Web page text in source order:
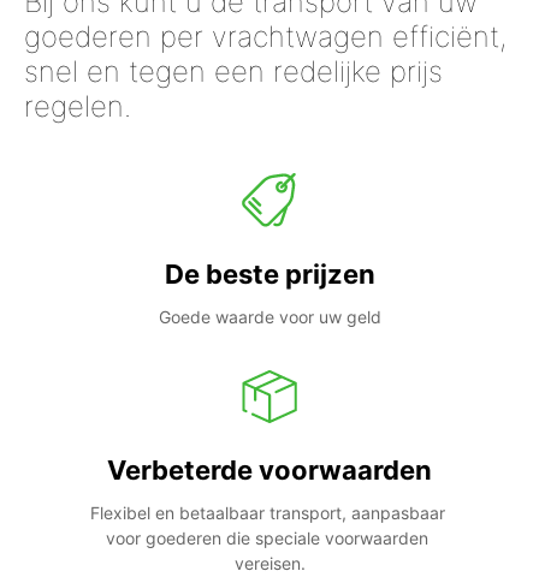
goederen per vrachtwagen efficiënt,
snel en tegen een redelijke prijs
regelen.
De beste prijzen
Goede waarde voor uw geld
Verbeterde voorwaarden
Flexibel en betaalbaar transport, aanpasbaar
voor goederen die speciale voorwaarden
vereisen.